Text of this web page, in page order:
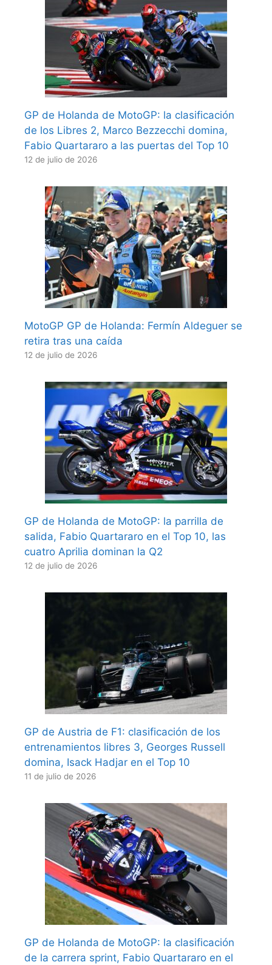
GP de Holanda de MotoGP: la clasificación
de los Libres 2, Marco Bezzecchi domina,
Fabio Quartararo a las puertas del Top 10
12 de julio de 2026
MotoGP GP de Holanda: Fermín Aldeguer se
retira tras una caída
12 de julio de 2026
GP de Holanda de MotoGP: la parrilla de
salida, Fabio Quartararo en el Top 10, las
cuatro Aprilia dominan la Q2
12 de julio de 2026
GP de Austria de F1: clasificación de los
entrenamientos libres 3, Georges Russell
domina, Isack Hadjar en el Top 10
11 de julio de 2026
GP de Holanda de MotoGP: la clasificación
de la carrera sprint, Fabio Quartararo en el